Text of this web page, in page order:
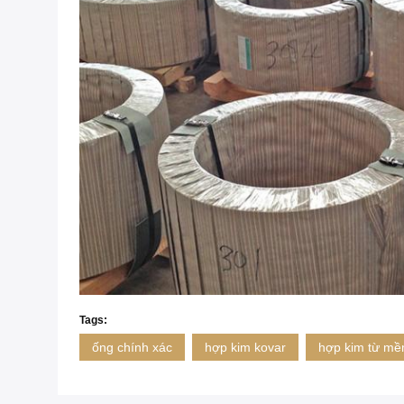
Tags:
ống chính xác hợp kim kovar hợp kim từ